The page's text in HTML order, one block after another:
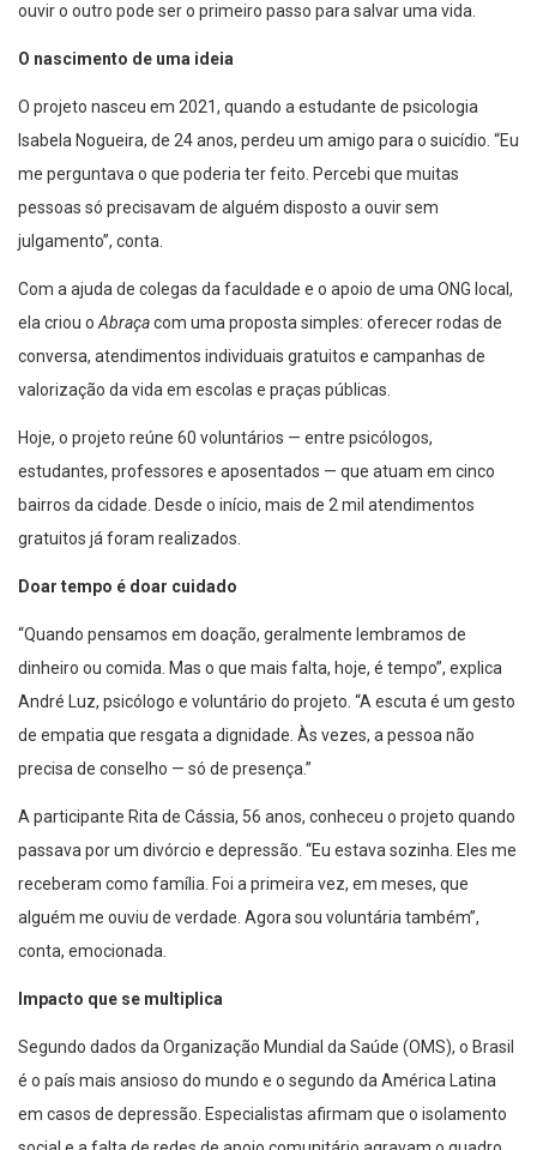
ouvir o outro pode ser o primeiro passo para salvar uma vida.
O nascimento de uma ideia
O projeto nasceu em 2021, quando a estudante de psicologia
Isabela Nogueira, de 24 anos, perdeu um amigo para o suicídio. “Eu
me perguntava o que poderia ter feito. Percebi que muitas
pessoas só precisavam de alguém disposto a ouvir sem
julgamento”, conta.
Com a ajuda de colegas da faculdade e o apoio de uma ONG local,
ela criou oAbraçacom uma proposta simples: oferecer rodas de
conversa, atendimentos individuais gratuitos e campanhas de
valorização da vida em escolas e praças públicas.
Hoje, o projeto reúne 60 voluntários — entre psicólogos,
estudantes, professores e aposentados — que atuam em cinco
bairros da cidade. Desde o início, mais de 2 mil atendimentos
gratuitos já foram realizados.
Doar tempo é doar cuidado
“Quando pensamos em doação, geralmente lembramos de
dinheiro ou comida. Mas o que mais falta, hoje, é tempo”, explica
André Luz, psicólogo e voluntário do projeto. “A escuta é um gesto
de empatia que resgata a dignidade. Às vezes, a pessoa não
precisa de conselho — só de presença.”
A participante Rita de Cássia, 56 anos, conheceu o projeto quando
passava por um divórcio e depressão. “Eu estava sozinha. Eles me
receberam como família. Foi a primeira vez, em meses, que
alguém me ouviu de verdade. Agora sou voluntária também”,
conta, emocionada.
Impacto que se multiplica
Segundo dados da Organização Mundial da Saúde (OMS), o Brasil
é o país mais ansioso do mundo e o segundo da América Latina
em casos de depressão. Especialistas afirmam que o isolamento